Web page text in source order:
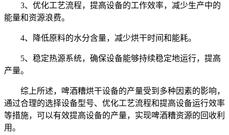
3、优化工艺流程，提高设备的工作效率，减少生产中的
能量和资源浪费。
4、降低原料的水分含量，减少烘干时间和能耗。
5、稳定热源系统，确保设备能够持续稳定地运行，提高
产量。
综上所述，啤酒糟烘干设备的产量受到多种因素的影响，
通过合理的选择设备型号、优化工艺流程和提高设备运行效率
等措施，可以有效提高设备的产量，实现啤酒糟资源的回收利
用。